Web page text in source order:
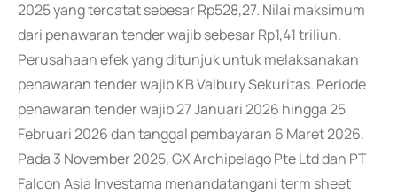
2025 yang tercatat sebesar Rp528,27. Nilai maksimum
dari penawaran tender wajib sebesar Rp1,41 triliun.
Perusahaan efek yang ditunjuk untuk melaksanakan
penawaran tender wajib KB Valbury Sekuritas. Periode
penawaran tender wajib 27 Januari 2026 hingga 25
Februari 2026 dan tanggal pembayaran 6 Maret 2026.
Pada 3 November 2025, GX Archipelago Pte Ltd dan PT
Falcon Asia Investama menandatangani term sheet